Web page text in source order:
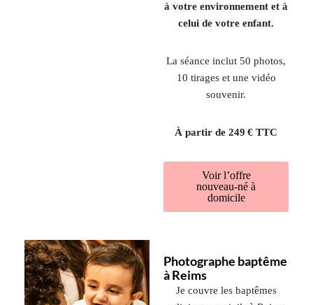
à votre environnement et à
celui de votre enfant.
La séance inclut 50 photos,
10 tirages et une vidéo
souvenir.
À partir de 249 € TTC
Voir l’offre
nouveau-né à
domicile
Photographe baptême
à Reims
Je couvre les baptêmes